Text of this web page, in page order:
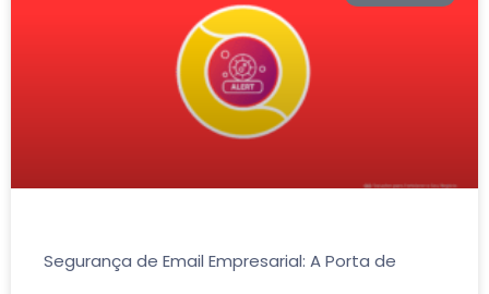
Segurança de Email Empresarial: A Porta de